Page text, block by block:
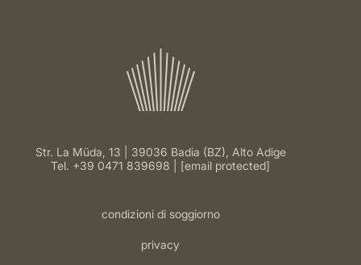
Str. La Müda, 13 | 39036 Badia (BZ), Alto Adige
Tel. +39 0471 839698 [email protected]
condizioni di soggiorno
privacy